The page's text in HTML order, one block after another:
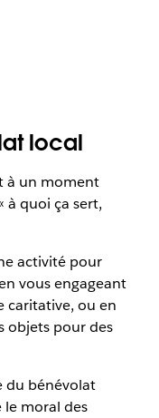
local
à un moment
à quoi ça sert,
activité pour
vous engageant
caritative, ou en
objets pour des
du bénévolat
moral des